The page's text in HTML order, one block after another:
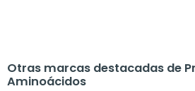
Otras marcas destacadas de
Aminoácidos